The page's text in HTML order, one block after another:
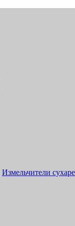
Измельчители